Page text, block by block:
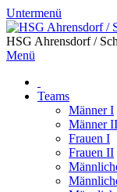
Untermenü
HSG Ahrensdorf /
Menü
Teams
Männer I
Männer II
Frauen I
Frauen II